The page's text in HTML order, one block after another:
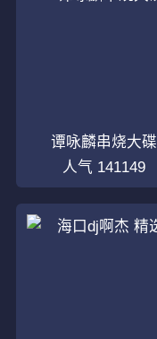
谭咏麟串烧大碟
人气 141149